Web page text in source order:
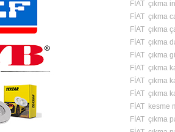
FİAT çıkma
FİAT çıkma
FİAT çıkma
FİAT çıkma
FİAT çıkma
FİAT çıkma
FİAT çıkma
FİAT çıkma
FİAT kesme
FİAT çıkma